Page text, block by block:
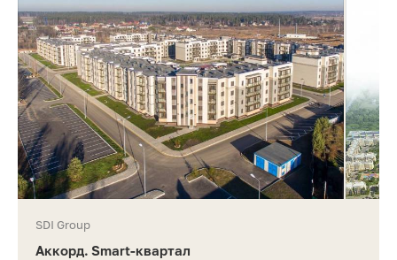
SDI Group
Аккорд. Smart-квартал